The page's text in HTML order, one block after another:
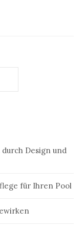
Design und
für Ihren Pool